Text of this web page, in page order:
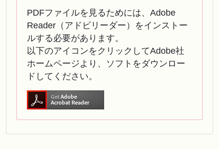
PDFファイルを見るためには、Adobe
Reader（アドビリーダー）をインストー
ルする必要があります。
以下のアイコンをクリックしてAdobe社
ホームページより、ソフトをダウンロー
ドしてください。